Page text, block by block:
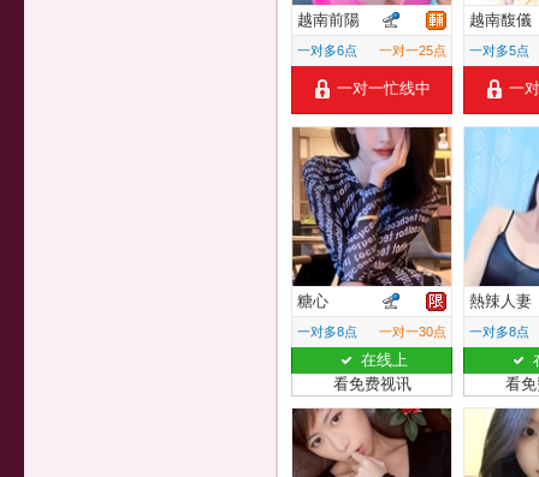
越南前陽
一对多6点 一对一25点
一对一忙线中
越南馥儀
一对多5点
一
糖心
一对多8点 一对一30点
在线上
看免费视讯
熱辣人妻
一对多8点
看